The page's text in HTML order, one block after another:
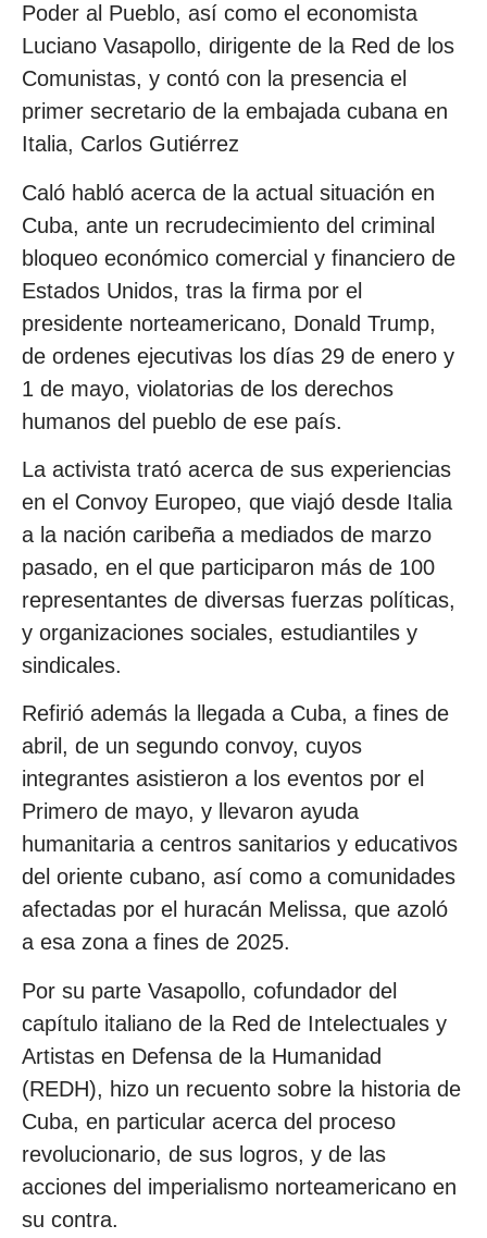
Poder al Pueblo, así como el economista
Luciano Vasapollo, dirigente de la Red de los
Comunistas, y contó con la presencia el
primer secretario de la embajada cubana en
Italia, Carlos Gutiérrez
Caló habló acerca de la actual situación en
Cuba, ante un recrudecimiento del criminal
bloqueo económico comercial y financiero de
Estados Unidos, tras la firma por el
presidente norteamericano, Donald Trump,
de ordenes ejecutivas los días 29 de enero y
1 de mayo, violatorias de los derechos
humanos del pueblo de ese país.
La activista trató acerca de sus experiencias
en el Convoy Europeo, que viajó desde Italia
a la nación caribeña a mediados de marzo
pasado, en el que participaron más de 100
representantes de diversas fuerzas políticas,
y organizaciones sociales, estudiantiles y
sindicales.
Refirió además la llegada a Cuba, a fines de
abril, de un segundo convoy, cuyos
integrantes asistieron a los eventos por el
Primero de mayo, y llevaron ayuda
humanitaria a centros sanitarios y educativos
del oriente cubano, así como a comunidades
afectadas por el huracán Melissa, que azoló
a esa zona a fines de 2025.
Por su parte Vasapollo, cofundador del
capítulo italiano de la Red de Intelectuales y
Artistas en Defensa de la Humanidad
(REDH), hizo un recuento sobre la historia de
Cuba, en particular acerca del proceso
revolucionario, de sus logros, y de las
acciones del imperialismo norteamericano en
su contra.